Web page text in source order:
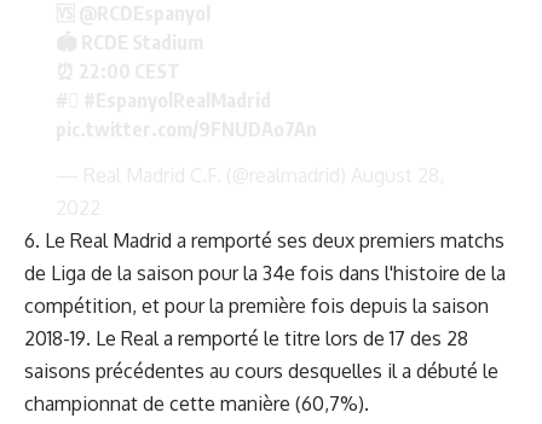
6. Le Real Madrid a remporté ses deux premiers matchs
de Liga de la saison pour la 34e fois dans l'histoire de la
compétition, et pour la première fois depuis la saison
2018-19. Le Real a remporté le titre lors de 17 des 28
saisons précédentes au cours desquelles il a débuté le
championnat de cette manière (60,7%).